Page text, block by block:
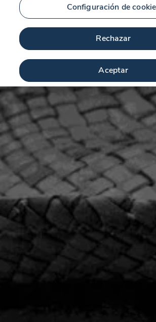
Configuración de
Rechazar
Aceptar